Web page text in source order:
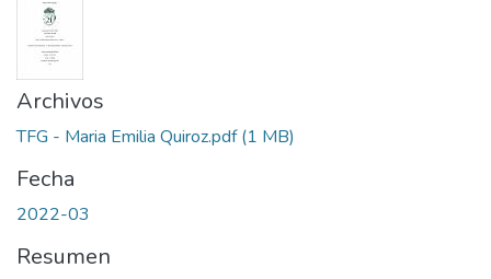
Archivos
TFG - Maria Emilia Quiroz.pdf(1 MB)
Fecha
2022-03
Resumen